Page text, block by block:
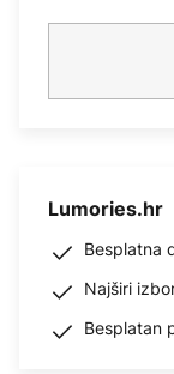
Lumories.hr
Besplatna
Najširi
Besplatan